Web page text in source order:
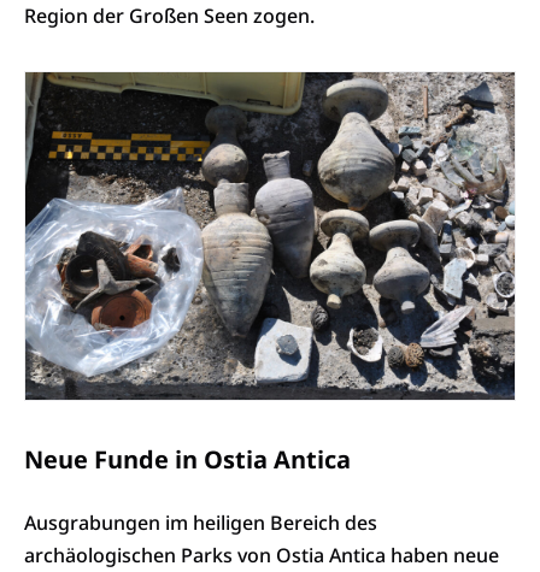
Region der Großen Seen zogen.
Neue Funde in Ostia Antica
Ausgrabungen im heiligen Bereich des
archäologischen Parks von Ostia Antica haben neue